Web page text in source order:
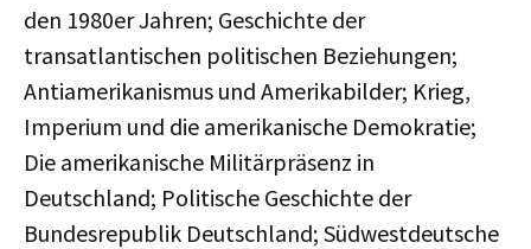
den 1980er Jahren; Geschichte der
transatlantischen politischen Beziehungen;
Antiamerikanismus und Amerikabilder; Krieg,
Imperium und die amerikanische Demokratie;
Die amerikanische Militärpräsenz in
Deutschland; Politische Geschichte der
Bundesrepublik Deutschland; Südwestdeutsche